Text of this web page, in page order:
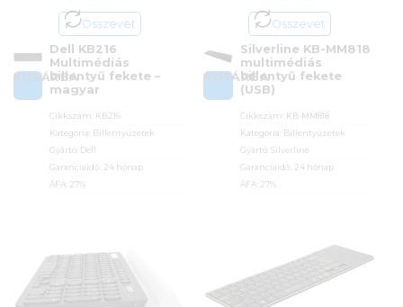
Összevet
KOSÁRBA
Dell KB216
Multimédiás
billentyű fekete –
magyar
Cikkszám: KB216
Kategória: Billentyűzetek
Gyártó: Dell
Garanciaidő: 24 hónap
ÁFA: 27%
Összevet
KOSÁRBA
Silverline KB-MM818
multimédiás
billentyű fekete
(USB)
Cikkszám: KB-MM818
Kategória: Billentyűzetek
Gyártó: Silverline
Garanciaidő: 24 hónap
ÁFA: 27%